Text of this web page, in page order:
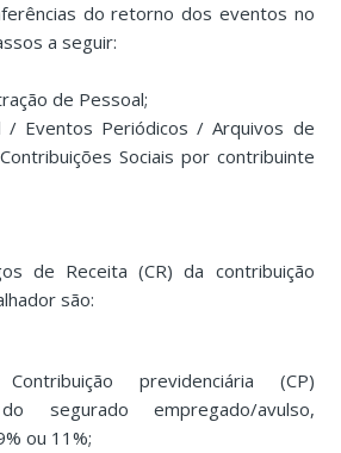
do retorno dos eventos no
a seguir:
de Pessoal;
/ Eventos Periódicos / Arquivos de
Sociais por contribuinte
de Receita (CR) da contribuição
são:
previdenciária (CP)
segurado empregado/avulso,
ou 11%;